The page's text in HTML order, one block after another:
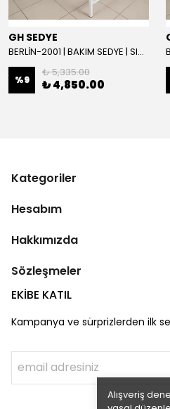
Alışveriş
GH SEDYE
BERLİN-2001 | BAKIM SEDYE | SIRT AYARLI | BEYAZ
%9
₺ 5,335.00
₺ 4,850.00
Kategoriler
Hesabım
Hakkımızda
Sözleşmeler
EKİBE KATIL
Kampanya ve sürprizlerden ilk